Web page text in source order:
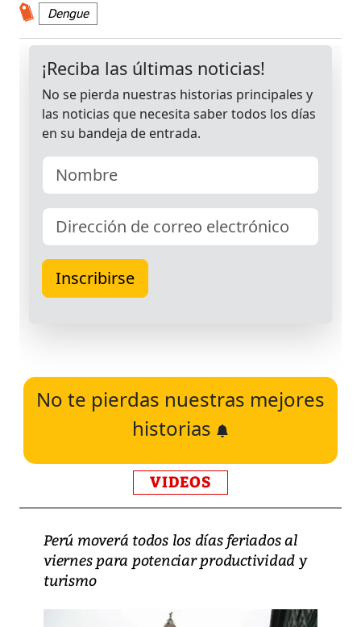
Dengue
No te pierdas nuestras mejores
historias
VIDEOS
Perú moverá todos los días feriados al
viernes para potenciar productividad y
turismo